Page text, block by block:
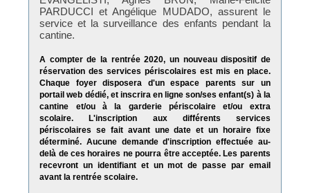
PARDUCCI et Angélique MUDADO, assurent le
service et la surveillance des enfants pendant la
cantine.
A compter de la rentrée 2020, un nouveau dispositif de
réservation des services périscolaires est mis en place.
Chaque foyer disposera d'un espace parents sur un
portail web dédié, et inscrira en ligne son/ses enfant(s) à la
cantine et/ou à la garderie périscolaire et/ou extra
scolaire. L'inscription aux différents services
périscolaires se fait avant une date et un horaire fixe
déterminé. Aucune demande d'inscription effectuée au-
delà de ces horaires ne pourra être acceptée. Les parents
recevront un identifiant et un mot de passe par email
avant la rentrée scolaire.